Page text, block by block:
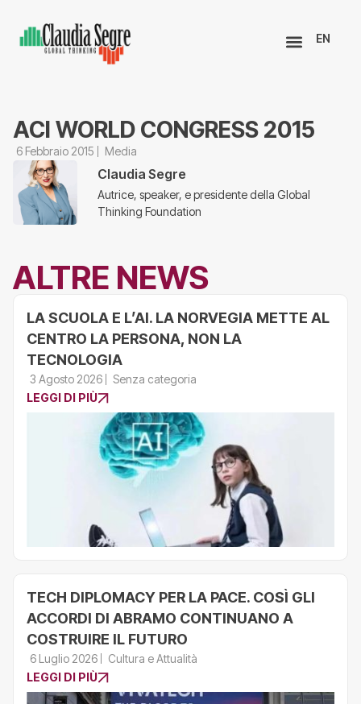
EN
ACI WORLD CONGRESS 2015
6 Febbraio 2015 Media
Claudia Segre
Autrice, speaker, e presidente della Global
Thinking Foundation
ALTRE NEWS
LA SCUOLA E L’AI. LA NORVEGIA METTE AL
CENTRO LA PERSONA, NON LA
TECNOLOGIA
3 Agosto 2026
Senza categoria
LEGGI DI PIÙ
TECH DIPLOMACY PER LA PACE. COSÌ GLI
ACCORDI DI ABRAMO CONTINUANO A
COSTRUIRE IL FUTURO
6 Luglio 2026
Cultura e Attualità
LEGGI DI PIÙ